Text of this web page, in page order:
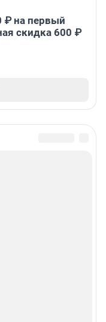
₽ на первый
скидка 600 ₽